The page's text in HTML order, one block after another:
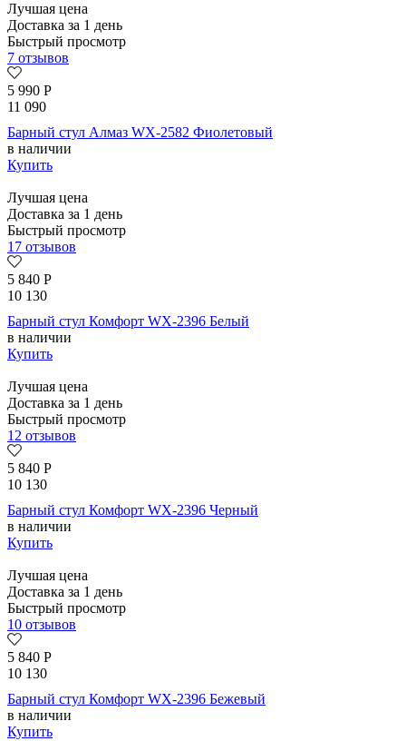
Лучшая цена
Доставка за 1 день
Быстрый просмотр
7 отзывов
5 990 Р
11 090
Барный стул Алмаз WX-2582 Фиолетовый
в наличии
Купить
Лучшая цена
Доставка за 1 день
Быстрый просмотр
17 отзывов
5 840 Р
10 130
Барный стул Комфорт WX-2396 Белый
в наличии
Купить
Лучшая цена
Доставка за 1 день
Быстрый просмотр
12 отзывов
5 840 Р
10 130
Барный стул Комфорт WX-2396 Черный
в наличии
Купить
Лучшая цена
Доставка за 1 день
Быстрый просмотр
10 отзывов
5 840 Р
10 130
Барный стул Комфорт WX-2396 Бежевый
в наличии
Купить